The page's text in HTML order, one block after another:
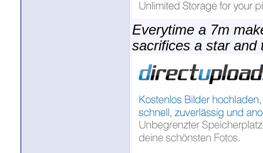
Everytime a 7m
sacrifices a star and